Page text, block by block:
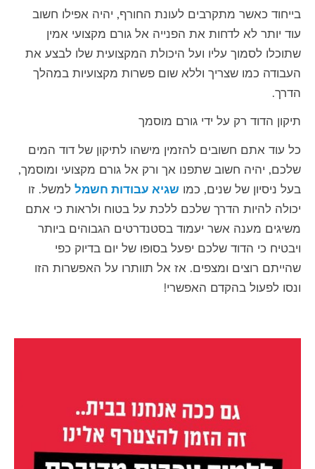
בייחוד כאשר מתקרבים לעונת החורף, יהיה אפילו חשוב
עוד יותר לא לדחות את הפנייה אל גורם מקצועי אמין
שתוכלו לסמוך עליו ועל היכולת המקצועית שלו לבצע את
העבודה כמו שצריך וללא שום פשרות מקצועיות במהלך
הדרך.
תיקון הדוד רק על ידי גורם מוסמך
כל עוד אתם חשובים להזמין מישהו לתיקון של דוד המים
שלכם, יהיה חשוב שתפנו אך ורק אל גורם מקצועי ומוסמך,
בעל ניסיון של שנים, כמו שגיא עבודות חשמללמשל. זו
יכולה להיות הדרך שלכם ללכת על בטוח ולראות כי אתם
משיגים מענה אשר יעמוד בסטנדרטים הגבוהים ביותר
ויבטיח כי הדוד שלכם יפעל בסופו של יום בדיוק כפי
שהייתם רוצים ומצפים. אז אל תוותרו על האפשרות הזו
ונסו לפעול בהקדם האפשרי!